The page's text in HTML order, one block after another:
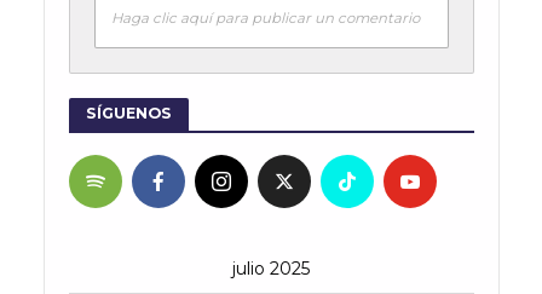
Haga clic aquí para publicar un comentario
SÍGUENOS
julio 2025